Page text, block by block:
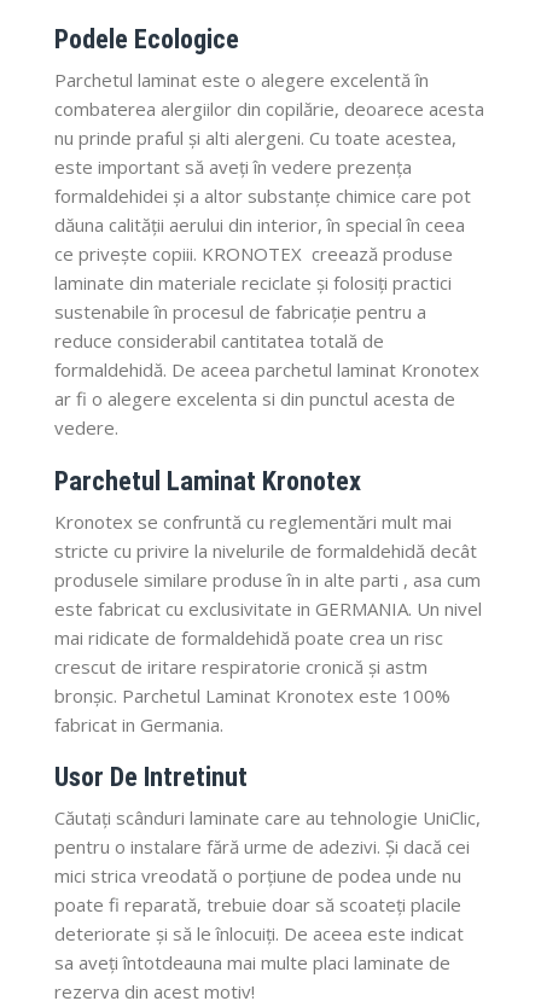
Podele Ecologice
Parchetul laminat este o alegere excelentă în
combaterea alergiilor din copilărie, deoarece acesta
nu prinde praful și alti alergeni. Cu toate acestea,
este important să aveți în vedere prezența
formaldehidei și a altor substanțe chimice care pot
dăuna calității aerului din interior, în special în ceea
ce privește copiii. KRONOTEX creează produse
laminate din materiale reciclate și folosiți practici
sustenabile în procesul de fabricație pentru a
reduce considerabil cantitatea totală de
formaldehidă. De aceea parchetul laminat Kronotex
ar fi o alegere excelenta si din punctul acesta de
vedere.
Parchetul Laminat Kronotex
Kronotex se confruntă cu reglementări mult mai
stricte cu privire la nivelurile de formaldehidă decât
produsele similare produse în in alte parti , asa cum
este fabricat cu exclusivitate in GERMANIA. Un nivel
mai ridicate de formaldehidă poate crea un risc
crescut de iritare respiratorie cronică și astm
bronșic. Parchetul Laminat Kronotex este 100%
fabricat in Germania.
Usor De Intretinut
Căutați scânduri laminate care au tehnologie UniClic,
pentru o instalare fără urme de adezivi. Și dacă cei
mici strica vreodată o porțiune de podea unde nu
poate fi reparată, trebuie doar să scoateți placile
deteriorate și să le înlocuiți. De aceea este indicat
sa aveți întotdeauna mai multe placi laminate de
rezerva din acest motiv!